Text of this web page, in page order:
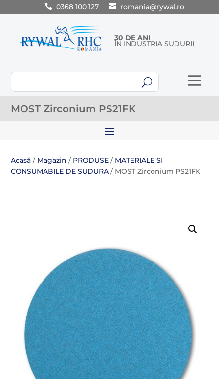
0368 100 127 romania@rywal.ro
30 DE ANI
ÎN INDUSTRIA SUDURII
U
MOST Zirconium PS21FK
Acasă / Magazin / PRODUSE / MATERIALE SI
CONSUMABILE DE SUDURA / MOST Zirconium PS21FK